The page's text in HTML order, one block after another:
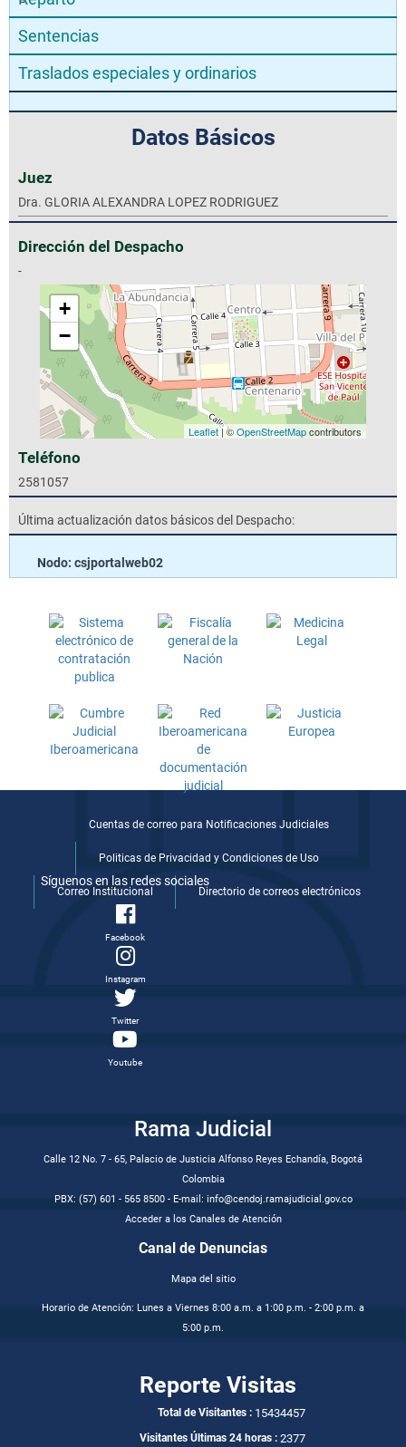
Sentencias
Traslados especiales y ordinarios
Datos Básicos
Juez
Dra. GLORIA ALEXANDRA LOPEZ RODRIGUEZ
Dirección del Despacho
-
+
−
Leaflet| ©OpenStreetMapcontributors
Teléfono
2581057
Última actualización datos básicos del Despacho:
Nodo: csjportalweb02
Cuentas de correo para Notificaciones Judiciales
Politicas de Privacidad y Condiciones de Uso
Correo Institucional Directorio de correos electrónicos
Síguenos en las redes sociales
Facebook
Instagram
Twitter
Youtube
Rama Judicial
Calle 12 No. 7 - 65, Palacio de Justicia Alfonso Reyes Echandía, Bogotá
Colombia
PBX: (57) 601 - 565 8500 - E-mail: info@cendoj.ramajudicial.gov.co
Acceder a los Canales de Atención
Canal de Denuncias
Mapa del sitio
Horario de Atención: Lunes a Viernes 8:00 a.m. a 1:00 p.m. - 2:00 p.m. a
5:00 p.m.
Reporte Visitas
Total de Visitantes : 15434457
Visitantes Últimas 24 horas : 2377